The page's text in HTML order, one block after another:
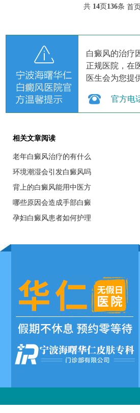
共 14页136条 首页
白癜风的治疗
正规医院，在
医生会为您提
官方电
相关文章阅读
老年白癜风治疗的有什么
环境潮湿会引发白癜风吗
背上的白癜风能用中医方
哪些原因会造成手部白癜
孕妇白癜风患者如何护理